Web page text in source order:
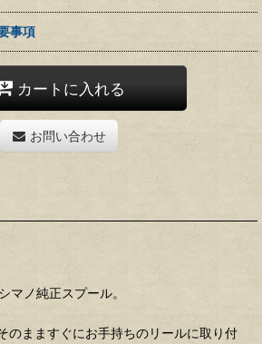
事項
カートに入れる
お問い合わせ
マノ純正スプール。
のまますぐにお手持ちのリールに取り付